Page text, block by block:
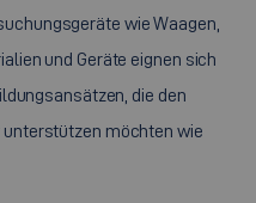
wie Waagen,
und Geräte eignen sich
die den
unterstützen möchten wie